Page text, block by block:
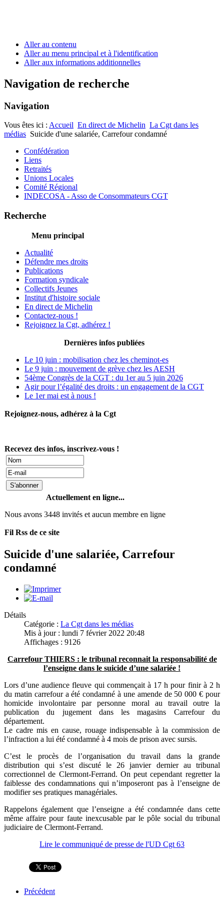
Aller au contenu
Aller au menu principal et à l'identification
Aller aux informations additionnelles
Navigation de recherche
Navigation
Vous êtes ici : Accueil En direct de Michelin La Cgt dans les
médias Suicide d'une salariée, Carrefour condamné
Confédération
Liens
Retraités
Unions Locales
Comité Régional
INDECOSA - Asso de Consommateurs CGT
Recherche
Menu principal
Actualité
Défendre mes droits
Publications
Formation syndicale
Collectifs Jeunes
Institut d'histoire sociale
En direct de Michelin
Contactez-nous !
Rejoignez la Cgt, adhérez !
Dernières infos publiées
Le 10 juin : mobilisation chez les cheminot-es
Le 9 juin : mouvement de grève chez les AESH
54ème Congrès de la CGT : du 1er au 5 juin 2026
Agir pour l’égalité des droits : un engagement de la CGT
Le 1er mai est à nous !
Rejoignez-nous, adhérez à la Cgt
Recevez des infos, inscrivez-vous !
Actuellement en ligne...
Nous avons 3448 invités et aucun membre en ligne
Fil Rss de ce site
Suicide d'une salariée, Carrefour
condamné
Détails
Catégorie : La Cgt dans les médias
Mis à jour : lundi 7 février 2022 20:48
Affichages : 9126
Carrefour THIERS : le tribunal reconnait la responsabilité de
l’enseigne dans le suicide d’une salariée !
Lors d’une audience fleuve qui commençait à 17 h pour finir à 2 h
du matin carrefour a été condamné à une amende de 50 000 € pour
homicide involontaire par personne moral au travail outre la
publication du jugement dans les magasins Carrefour du
département.
Le cadre mis en cause, rouage indispensable à la commission de
l’infraction a lui été condamné à 4 mois de prison avec sursis.
C’est le procès de l’organisation du travail dans la grande
distribution qui s’est discuté le 26 janvier dernier au tribunal
correctionnel de Clermont-Ferrand. On peut cependant regretter la
faiblesse des condamnations qui n’imposeront pas à l’enseigne de
modifier ses pratiques managériales.
Rappelons également que l’enseigne a été condamnée dans cette
même affaire pour faute inexcusable par le pôle social du tribunal
judiciaire de Clermont-Ferrand.
Lire le communiqué de presse de l'UD Cgt 63
Précédent